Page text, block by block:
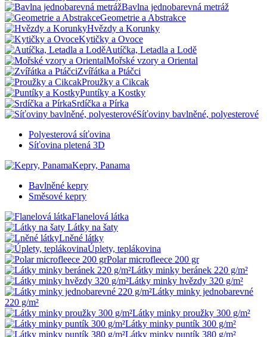
Bavlna jednobarevná metráž
Geometrie a Abstrakce
Hvězdy a Korunky
Kytičky a Ovoce
Autíčka, Letadla a Lodě
Mořské vzory a Oriental
Zvířátka a Ptáčci
Proužky a Cikcak
Puntíky a Kostky
Srdíčka a Pírka
Síťoviny bavlněné, polyesterové
Polyesterová síťovina
Síťovina pletená 3D
Kepry, Panama
Bavlněné kepry
Směsové kepry
Flanelová látka
Látky na šaty
Lněné látky
Úplety, teplákovina
Polar microfleece 200 gr
Látky minky beránek 220 g/m²
Látky minky hvězdy 320 g/m²
Látky minky jednobarevné
220 g/m²
Látky minky proužky 300 g/m²
Látky minky puntík 300 g/m²
Látky minky puntík 380 g/m²